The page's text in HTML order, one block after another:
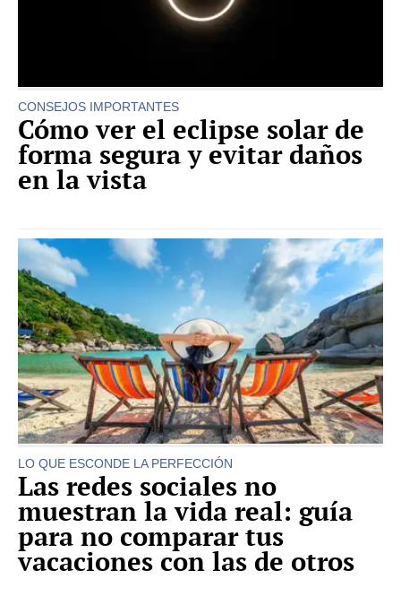
CONSEJOS IMPORTANTES
Cómo ver el eclipse solar de
forma segura y evitar daños
en la vista
LO QUE ESCONDE LA PERFECCIÓN
Las redes sociales no
muestran la vida real: guía
para no comparar tus
vacaciones con las de otros